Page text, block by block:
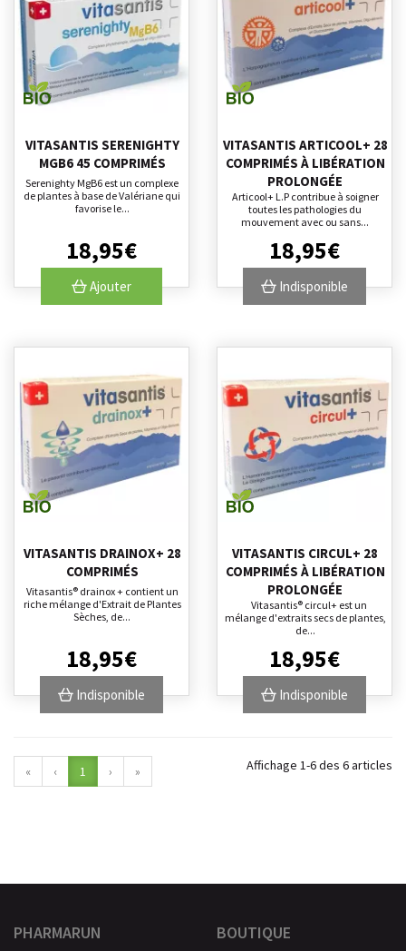
VITASANTIS SERENIGHTY
MGB6 45 COMPRIMÉS
Serenighty MgB6 est un complexe
de plantes à base de Valériane qui
favorise le...
18,95€
Ajouter
VITASANTIS ARTICOOL+ 28
COMPRIMÉS À LIBÉRATION
PROLONGÉE
Articool+ L.P contribue à soigner
toutes les pathologies du
mouvement avec ou sans...
18,95€
Indisponible
VITASANTIS DRAINOX+ 28
COMPRIMÉS
Vitasantis® drainox + contient un
riche mélange d'Extrait de Plantes
Sèches, de...
18,95€
Indisponible
VITASANTIS CIRCUL+ 28
COMPRIMÉS À LIBÉRATION
PROLONGÉE
Vitasantis® circul+ est un
mélange d'extraits secs de plantes,
de...
18,95€
Indisponible
« ‹ 1 › » Affichage 1-6 des 6 articles
PHARMARUN BOUTIQUE